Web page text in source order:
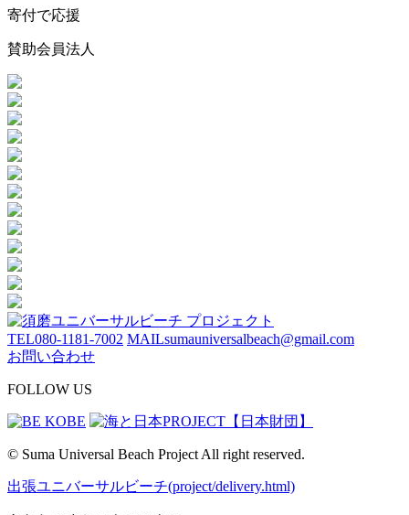
寄付で応援
賛助会員法人
TEL080-1181-7002 MAILsumauniversalbeach@gmail.com
お問い合わせ
FOLLOW US
© Suma Universal Beach Project All right reserved.
出張ユニバーサルビーチ(project/delivery.html)